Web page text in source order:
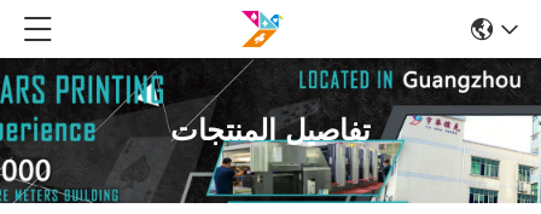
تفاصيل المنتجات